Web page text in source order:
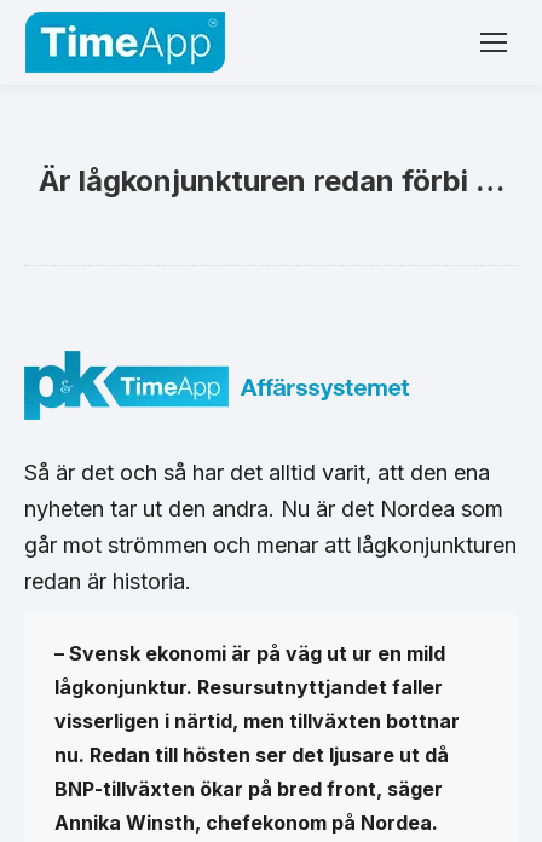
Är lågkonjunkturen redan förbi …
Så är det och så har det alltid varit, att den ena
nyheten tar ut den andra. Nu är det Nordea som
går mot strömmen och menar att lågkonjunkturen
redan är historia.
– Svensk ekonomi är på väg ut ur en mild
lågkonjunktur. Resursutnyttjandet faller
visserligen i närtid, men tillväxten bottnar
nu. Redan till hösten ser det ljusare ut då
BNP-tillväxten ökar på bred front, säger
Annika Winsth, chefekonom på Nordea.